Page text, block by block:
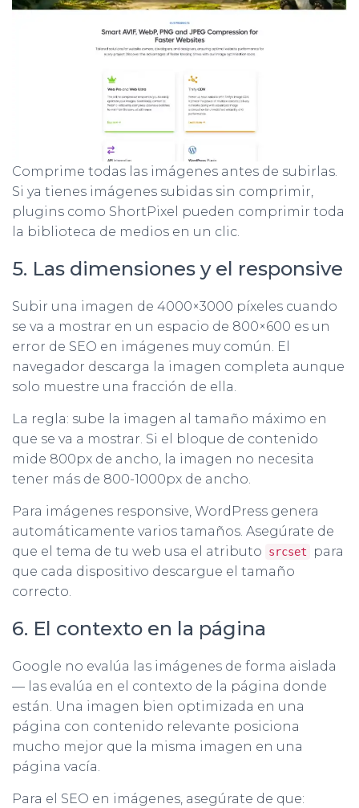
Comprime todas las imágenes antes de subirlas.
Si ya tienes imágenes subidas sin comprimir,
plugins como ShortPixel pueden comprimir toda
la biblioteca de medios en un clic.
5. Las dimensiones y el responsive
Subir una imagen de 4000×3000 píxeles cuando
se va a mostrar en un espacio de 800×600 es un
error de SEO en imágenes muy común. El
navegador descarga la imagen completa aunque
solo muestre una fracción de ella.
La regla: sube la imagen al tamaño máximo en
que se va a mostrar. Si el bloque de contenido
mide 800px de ancho, la imagen no necesita
tener más de 800-1000px de ancho.
Para imágenes responsive, WordPress genera
automáticamente varios tamaños. Asegúrate de
que el tema de tu web usa el atributo
srcset
para
que cada dispositivo descargue el tamaño
correcto.
6. El contexto en la página
Google no evalúa las imágenes de forma aislada
— las evalúa en el contexto de la página donde
están. Una imagen bien optimizada en una
página con contenido relevante posiciona
mucho mejor que la misma imagen en una
página vacía.
Para el SEO en imágenes, asegúrate de que: